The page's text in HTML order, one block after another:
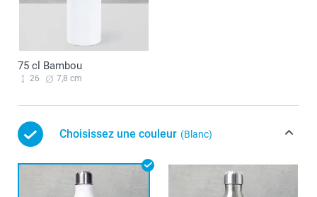
75 cl Bambou
26 7,8 cm
Choisissez une couleur (Blanc)